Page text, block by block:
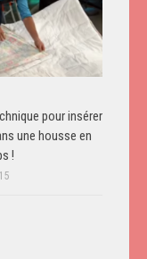
pour insérer
une housse en
!